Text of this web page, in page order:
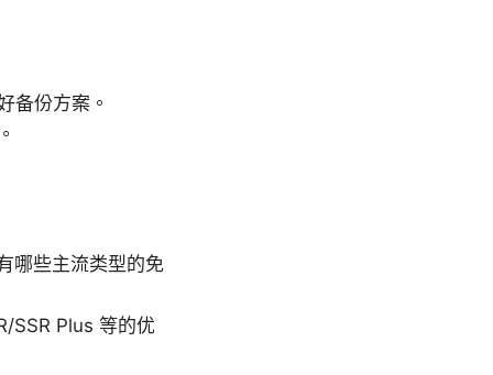
备份方案。
哪些主流类型的免
SSR Plus 等的优